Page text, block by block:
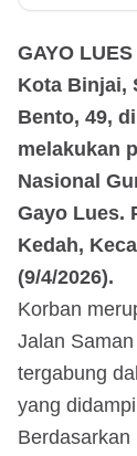
GAYO LUES
Kota Binjai,
Bento, 49,
melakukan
Nasional
Gayo Lues.
Kedah,
(9/4/2026).
Korban
Jalan
tergabung
yang
Berdasarkan